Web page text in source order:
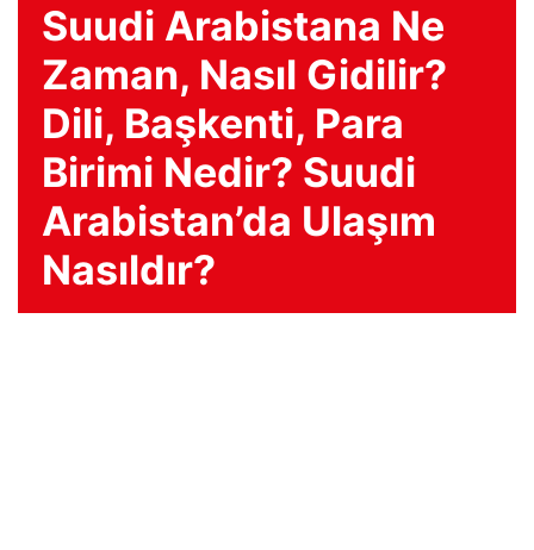
Suudi Arabistana Ne
Zaman, Nasıl Gidilir?
Dili, Başkenti, Para
Birimi Nedir? Suudi
Arabistan’da Ulaşım
Nasıldır?